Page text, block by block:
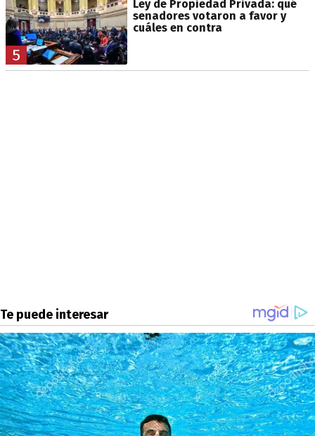
5
Ley de Propiedad Privada: qué
senadores votaron a favor y
cuáles en contra